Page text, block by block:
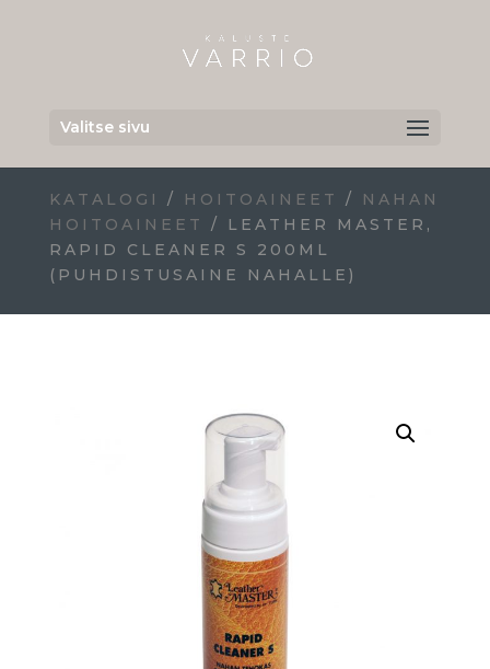
Valitse sivu
KATALOGI / HOITOAINEET /
NAHAN
HOITOAINEET
/ LEATHER MASTER,
RAPID CLEANER S 200ML
(PUHDISTUSAINE NAHALLE)